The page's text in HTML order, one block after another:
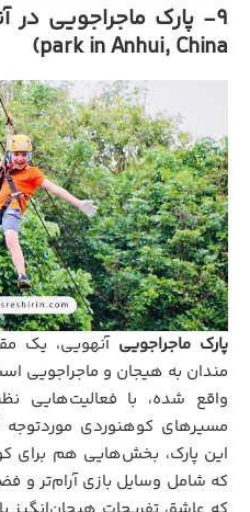
park in Anhui, China)
پارک ماجراجویی آنهویی، یک
مندان به هیجان و ماجراجویی
واقع شده، با فعالیت‌هایی
مسیرهای کوهنوردی
این پارک، بخش‌هایی هم برای
که شامل وسایل بازی آرام‌تر و